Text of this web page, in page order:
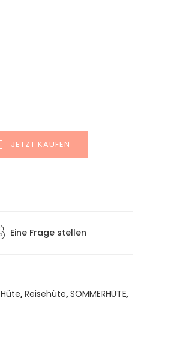
JETZT KAUFEN
Eine Frage stellen
,Reisehüte,SOMMERHÜTE,